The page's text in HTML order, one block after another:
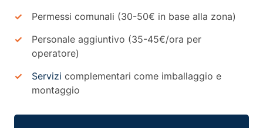
Permessi comunali (30-50€ in base alla zona)
Personale aggiuntivo (35-45€/ora per
operatore)
Servizi complementari come imballaggio e
montaggio